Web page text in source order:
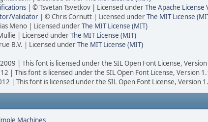
| © Tsvetan Tsvetkov | Licensed underThe Apache License
Validator | © Chris Cornutt | Licensed underThe MIT License
Meno | Licensed underThe MIT License (MIT)
| Licensed underThe MIT License (MIT)
B.V. | Licensed underThe MIT License (MIT)
| This font is licensed under the SIL Open Font License, Version
| This font is licensed under the SIL Open Font License, Version
| This font is licensed under the SIL Open Font License, Version
Machines